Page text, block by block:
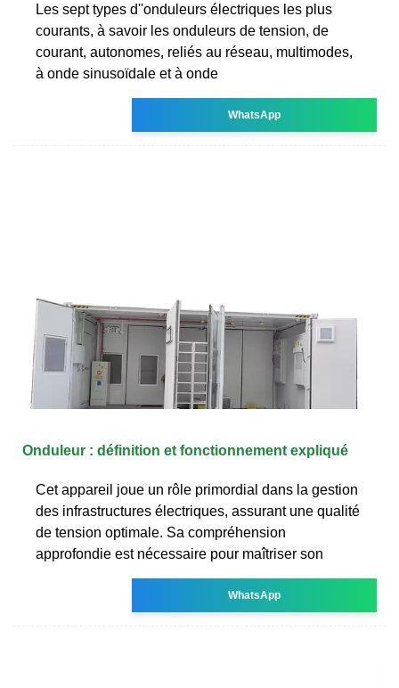
Les sept types d''onduleurs électriques les plus
courants, à savoir les onduleurs de tension, de
courant, autonomes, reliés au réseau, multimodes,
à onde sinusoïdale et à onde
WhatsApp
Onduleur : définition et fonctionnement expliqué
Cet appareil joue un rôle primordial dans la gestion
des infrastructures électriques, assurant une qualité
de tension optimale. Sa compréhension
approfondie est nécessaire pour maîtriser son
WhatsApp